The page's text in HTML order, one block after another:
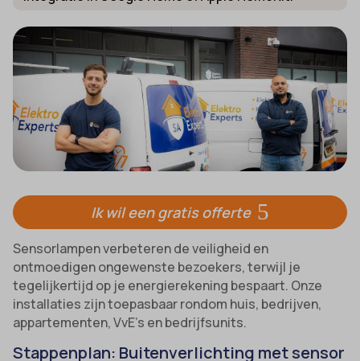
Ik wil een gratis offerte
Sensorlampen verbeteren de veiligheid en
ontmoedigen ongewenste bezoekers, terwijl je
tegelijkertijd op je energierekening bespaart. Onze
installaties zijn toepasbaar rondom huis, bedrijven,
appartementen, VvE’s en bedrijfsunits.
Stappenplan: Buitenverlichting met sensor